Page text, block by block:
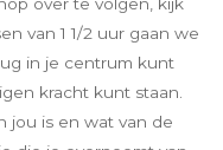
over te volgen, kijk
van 1 1/2 uur gaan we
in je centrum kunt
kracht kunt staan.
jou is en wat van de